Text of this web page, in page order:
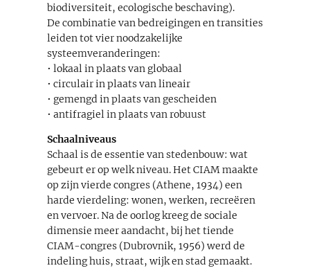
biodiversiteit, ecologische beschaving).
De combinatie van bedreigingen en transities
leiden tot vier noodzakelijke
systeemveranderingen:
• lokaal in plaats van globaal
• circulair in plaats van lineair
• gemengd in plaats van gescheiden
• antifragiel in plaats van robuust
Schaalniveaus
Schaal is de essentie van stedenbouw: wat
gebeurt er op welk niveau. Het CIAM maakte
op zijn vierde congres (Athene, 1934) een
harde vierdeling: wonen, werken, recreëren
en vervoer. Na de oorlog kreeg de sociale
dimensie meer aandacht, bij het tiende
CIAM-congres (Dubrovnik, 1956) werd de
indeling huis, straat, wijk en stad gemaakt.